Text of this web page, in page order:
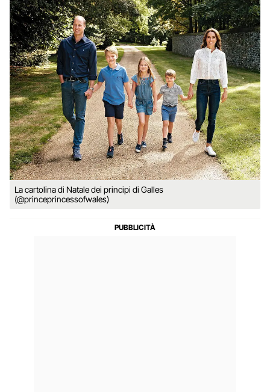
La cartolina di Natale dei principi di Galles
(@princeprincessofwales)